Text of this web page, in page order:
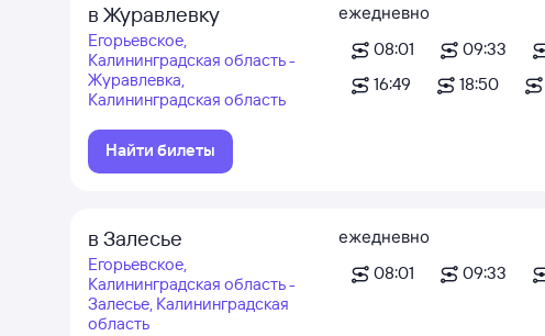
в Журавлевку
Егорьевское,
Калининградская область -
Журавлевка,
Калининградская область
Найти билеты
ежедневно
08:01
09:33
16:49
18:50
в Залесье
Егорьевское,
Калининградская область -
Залесье, Калининградская
область
ежедневно
08:01
09:33